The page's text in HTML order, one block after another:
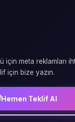
meta reklamları
için bize yazın.
Hemen Teklif Al